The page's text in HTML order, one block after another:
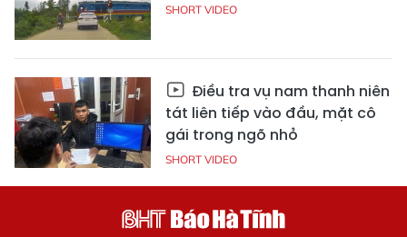
SHORT VIDEO
Điều tra vụ nam thanh niên
tát liên tiếp vào đầu, mặt cô
gái trong ngõ nhỏ
SHORT VIDEO